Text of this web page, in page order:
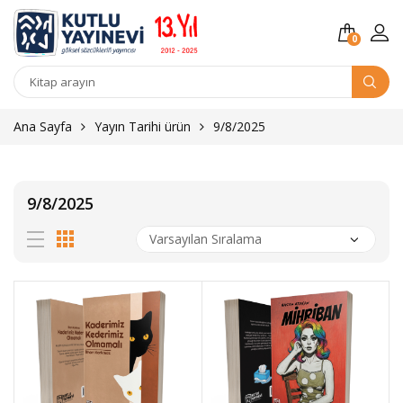
0
Kitap
Ana Sayfa
Yayın Tarihi ürün 9/8/2025
9/8/2025